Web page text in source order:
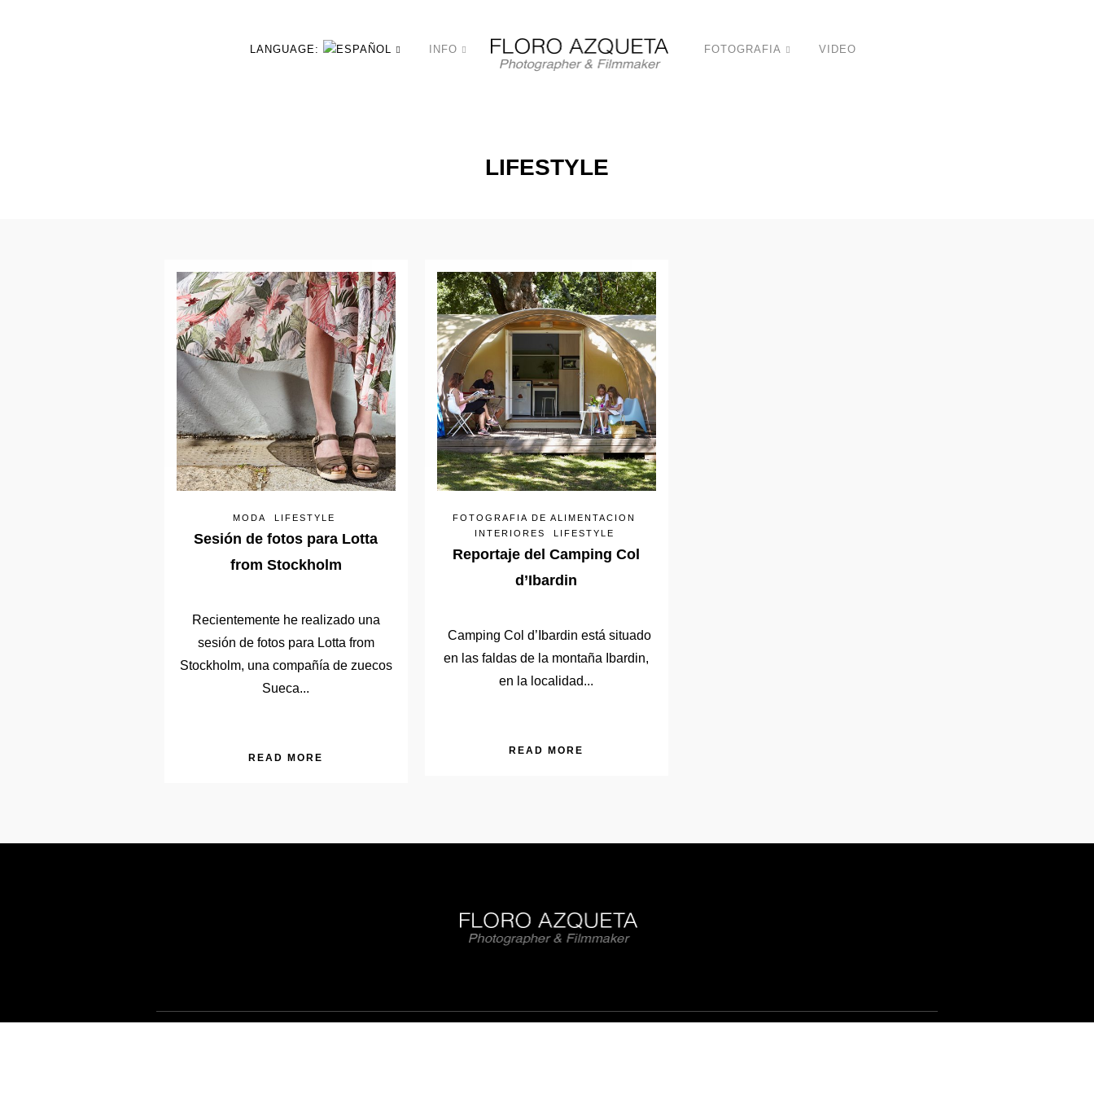
LANGUAGE: INFO FOTOGRAFIA VIDEO
LIFESTYLE
MODA LIFESTYLE
Sesión de fotos para Lotta
from Stockholm
Recientemente he realizado una
sesión de fotos para Lotta from
Stockholm, una compañía de zuecos
Sueca...
READ MORE
FOTOGRAFIA DE ALIMENTACION
INTERIORES
LIFESTYLE
Reportaje del Camping Col
d’Ibardin
Camping Col d’Ibardin está situado
en las faldas de la montaña Ibardin,
en la localidad...
READ MORE